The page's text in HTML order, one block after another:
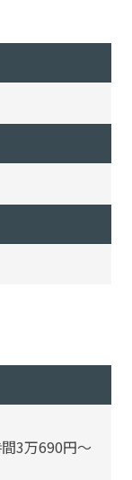
間3万690円～